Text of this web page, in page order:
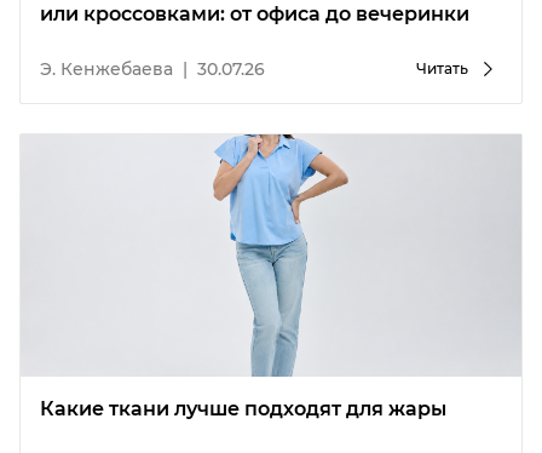
или кроссовками: от офиса до вечеринки
Э. Кенжебаева | 30.07.26 Читать
Какие ткани лучше подходят для жары